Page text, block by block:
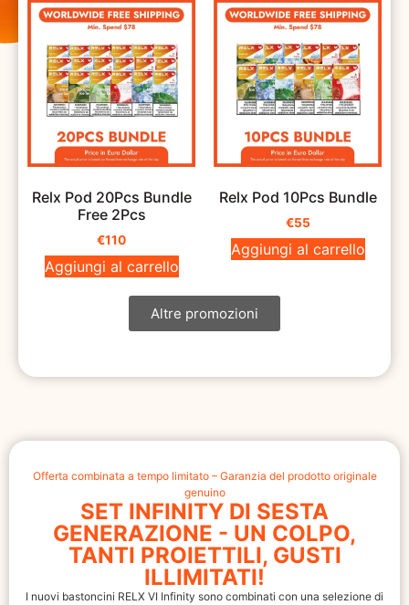
Relx Pod 20Pcs Bundle
Free 2Pcs
€110
Aggiungi al carrello
Relx Pod 10Pcs Bundle
€55
Aggiungi al carrello
Altre promozioni
Offerta combinata a tempo limitato – Garanzia del prodotto originale
genuino
SET INFINITY DI SESTA
GENERAZIONE - UN COLPO,
TANTI PROIETTILI, GUSTI
ILLIMITATI!
I nuovi bastoncini RELX VI Infinity sono combinati con una selezione di